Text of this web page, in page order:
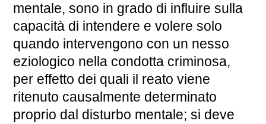
mentale, sono in grado di influire sulla
capacità di intendere e volere solo
quando intervengono con un nesso
eziologico nella condotta criminosa,
per effetto dei quali il reato viene
ritenuto causalmente determinato
proprio dal disturbo mentale; si deve